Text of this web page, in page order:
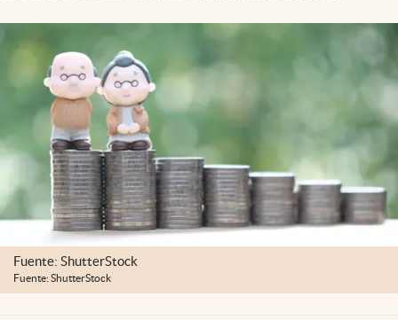
Mediakit
abre en nueva pestaña
México
Fuente: ShutterStock
Fuente: ShutterStock